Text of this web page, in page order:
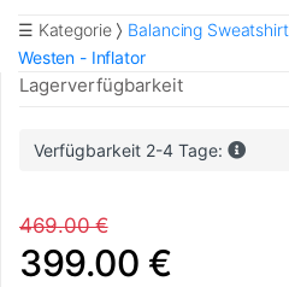
☰ Kategorie Balancing
Westen - Inflator
Lagerverfügbarkeit
Verfügbarkeit 2-4 Tage:
469.00 €
399.00 €